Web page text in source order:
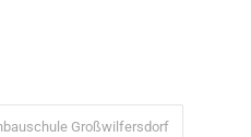
Großwilfersdorf